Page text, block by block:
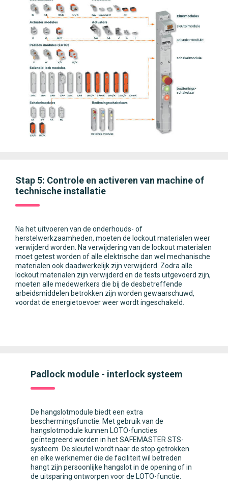
Stap 5: Controle en activeren van machine of
technische installatie
Na het uitvoeren van de onderhouds- of
herstelwerkzaamheden, moeten de lockout materialen weer
verwijderd worden. Na verwijdering van de lockout materialen
moet getest worden of alle elektrische dan wel mechanische
materialen ook daadwerkelijk zijn verwijderd. Zodra alle
lockout materialen zijn verwijderd en de tests uitgevoerd zijn,
moeten alle medewerkers die bij de desbetreffende
arbeidsmiddelen betrokken zijn worden gewaarschuwd,
voordat de energietoevoer weer wordt ingeschakeld.
Padlock module - interlock systeem
De hangslotmodule biedt een extra
beschermingsfunctie. Met gebruik van de
hangslotmodule kunnen LOTO-functies
geïntegreerd worden in het SAFEMASTER STS-
systeem. De sleutel wordt naar de stop getrokken
en elke werknemer die de faciliteit wil betreden
hangt zijn persoonlijke hangslot in de opening of in
de uitsparing ontworpen voor de LOTO-functie.